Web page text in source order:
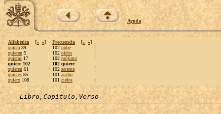
Ayuda
Alfabética [« »]
quiera 39
quieran 5
quieras 17
quiere 102
quieren 61
quieres 85
quiero 108
Frecuencia [« »]
102 nube
102 oídos
102 prójimo
102 quiere
102 setenta
101 ancho
101 cielos
Libro,Capítulo,Verso